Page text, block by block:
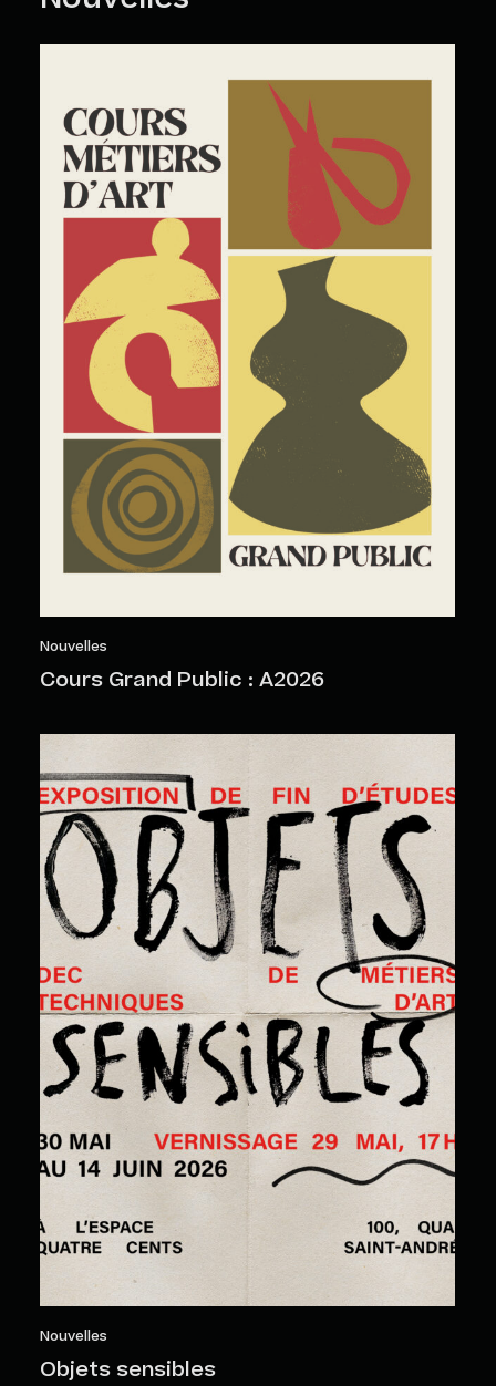
Nouvelles
Cours Grand Public : A2026
Nouvelles
Objets sensibles
Objets sensibles